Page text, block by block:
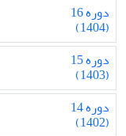
دوره 16
(1404)
دوره 15
(1403)
دوره 14
(1402)